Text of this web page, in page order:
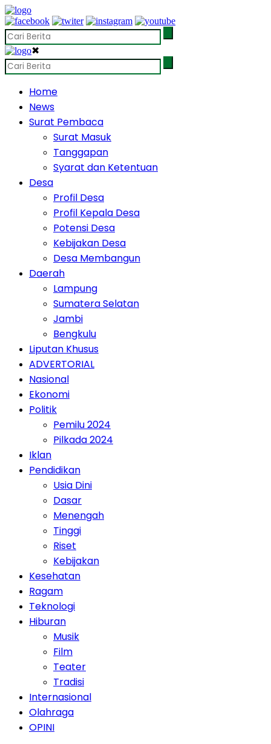
✖
Home
News
Surat Pembaca
Surat Masuk
Tanggapan
Syarat dan Ketentuan
Desa
Profil Desa
Profil Kepala Desa
Potensi Desa
Kebijakan Desa
Desa Membangun
Daerah
Lampung
Sumatera Selatan
Jambi
Bengkulu
Liputan Khusus
ADVERTORIAL
Nasional
Ekonomi
Politik
Pemilu 2024
Pilkada 2024
Iklan
Pendidikan
Usia Dini
Dasar
Menengah
Tinggi
Riset
Kebijakan
Kesehatan
Ragam
Teknologi
Hiburan
Musik
Film
Teater
Tradisi
Internasional
Olahraga
OPINI